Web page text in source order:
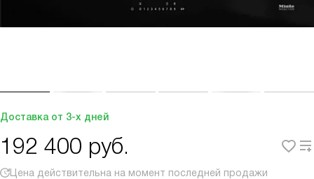
Доставка от 3-х дней
192 400 руб.
Цена действительна на момент последней продажи